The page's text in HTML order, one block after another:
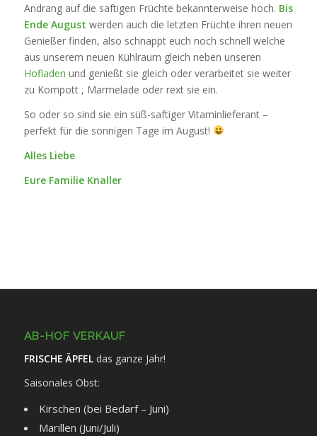
Andrang auf die saftigen Früchte bekannterweise hoch. Bis
Ende August werden auch die letzten Früchte ihren neuen
Genießer finden, also schnappt euch noch schnell welche
aus unserem neuen Kühlraum gleich neben unseren
Hofladen und genießt sie gleich oder verarbeitet sie weiter
zu Kompott , Marmelade oder rext sie ein.
So oder so sind sie ein süß-saftiger Vitaminlieferant –
perfekt für die sonnigen Tage im August!
Alles Liebe
Eure Familie Knaller
AB-HOF VERKAUF
FRISCHE ÄPFELdas ganze Jahr!
Saisonales Obst:
Kirschen (bei Bedarf – Juni)
Marillen (Juni/Juli)